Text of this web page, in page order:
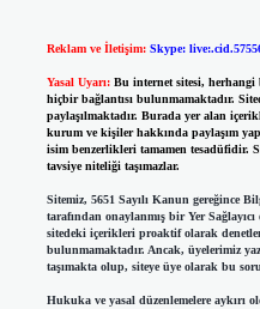
Reklam ve İletişim: Skype:
Yasal Uyarı: Bu internet sitesi,
hiçbir bağlantısı bulunmamaktadır.
paylaşılmaktadır. Burada yer alan
kurum ve kişiler hakkında paylaşım
isim benzerlikleri tamamen tesadüfidir.
tavsiye niteliği taşımazlar.
Sitemiz, 5651 Sayılı Kanun gereğince
tarafından onaylanmış bir Yer
sitedeki içerikleri proaktif olarak
bulunmamaktadır. Ancak, üyelerimiz
taşımakta olup, siteye üye olarak bu
Hukuka ve yasal düzenlemelere aykırı